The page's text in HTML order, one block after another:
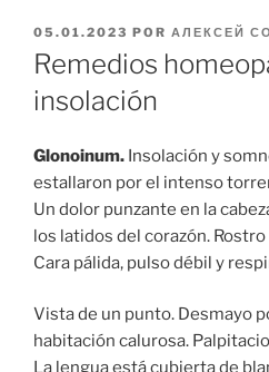
PUBLICADO
EL
05.01.2023 POR АЛЕКСЕЙ
Remedios
insolación
Glonoinum. Insolación y
estallaron por el intenso
Un dolor punzante en la
los latidos del corazón.
Cara pálida, pulso débil y
Vista de un punto. Desmayo
habitación calurosa.